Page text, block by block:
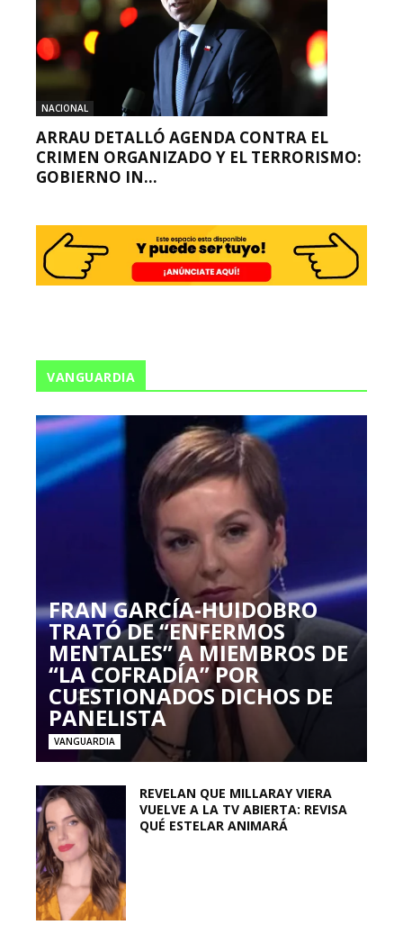
NACIONAL
ARRAU DETALLÓ AGENDA CONTRA EL
CRIMEN ORGANIZADO Y EL TERRORISMO:
GOBIERNO IN...
VANGUARDIA
FRAN GARCÍA-HUIDOBRO
TRATÓ DE “ENFERMOS
MENTALES” A MIEMBROS DE
“LA COFRADÍA” POR
CUESTIONADOS DICHOS DE
PANELISTA
VANGUARDIA
REVELAN QUE MILLARAY VIERA
VUELVE A LA TV ABIERTA: REVISA
QUÉ ESTELAR ANIMARÁ